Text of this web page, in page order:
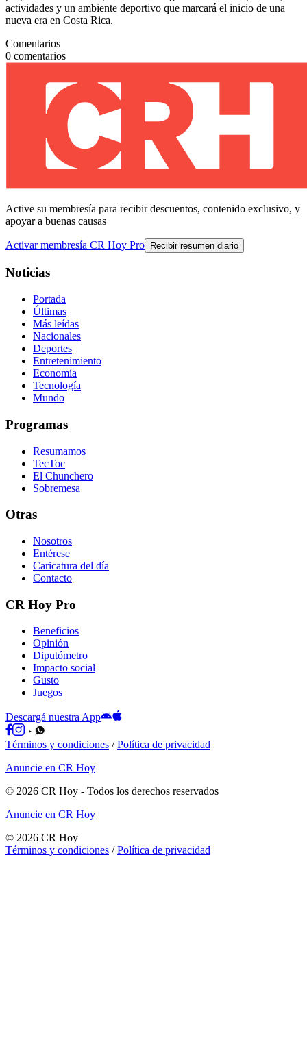
actividades y un ambiente deportivo que marcará el inicio de una
nueva era en Costa Rica.
Comentarios
0 comentarios
Active su membresía para recibir descuentos, contenido exclusivo, y
apoyar a buenas causas
Activar membresía CR Hoy Pro Recibir resumen diario
Noticias
Portada
Últimas
Más leídas
Nacionales
Deportes
Entretenimiento
Economía
Tecnología
Mundo
Programas
Resumamos
TecToc
El Chunchero
Sobremesa
Otras
Nosotros
Entérese
Caricatura del día
Contacto
CR Hoy Pro
Beneficios
Opinión
Diputómetro
Impacto social
Gusto
Juegos
Descargá nuestra App
Términos y condiciones /Política de privacidad
Anuncie en CR Hoy
© 2026 CR Hoy - Todos los derechos reservados
Anuncie en CR Hoy
© 2026 CR Hoy
Términos y condiciones /Política de privacidad